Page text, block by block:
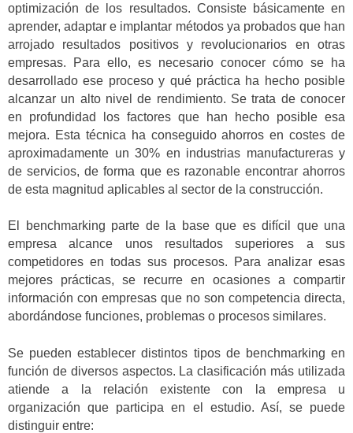
optimización de los resultados. Consiste básicamente en
aprender, adaptar e implantar métodos ya probados que han
arrojado resultados positivos y revolucionarios en otras
empresas. Para ello, es necesario conocer cómo se ha
desarrollado ese proceso y qué práctica ha hecho posible
alcanzar un alto nivel de rendimiento. Se trata de conocer
en profundidad los factores que han hecho posible esa
mejora. Esta técnica ha conseguido ahorros en costes de
aproximadamente un 30% en industrias manufactureras y
de servicios, de forma que es razonable encontrar ahorros
de esta magnitud aplicables al sector de la construcción.
El benchmarking parte de la base que es difícil que una
empresa alcance unos resultados superiores a sus
competidores en todas sus procesos. Para analizar esas
mejores prácticas, se recurre en ocasiones a compartir
información con empresas que no son competencia directa,
abordándose funciones, problemas o procesos similares.
Se pueden establecer distintos tipos de benchmarking en
función de diversos aspectos. La clasificación más utilizada
atiende a la relación existente con la empresa u
organización que participa en el estudio. Así, se puede
distinguir entre: